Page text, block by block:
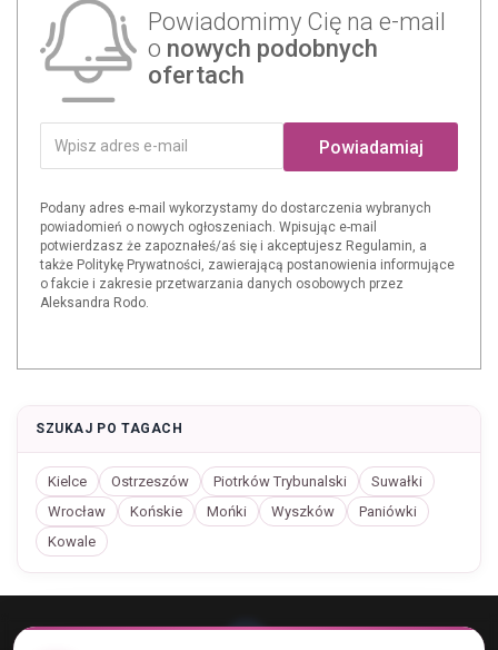
Powiadomimy Cię na e-mail
o nowych podobnych
ofertach
Powiadamiaj
Podany adres e-mail wykorzystamy do dostarczenia wybranych
powiadomień o nowych ogłoszeniach. Wpisując e-mail
potwierdzasz że zapoznałeś/aś się i akceptujesz Regulamin, a
także Politykę Prywatności, zawierającą postanowienia informujące
o fakcie i zakresie przetwarzania danych osobowych przez
Aleksandra Rodo.
SZUKAJ PO TAGACH
Kielce Ostrzeszów Piotrków Trybunalski
Suwałki
Wrocław
Końskie Mońki Wyszków
Paniówki
Kowale